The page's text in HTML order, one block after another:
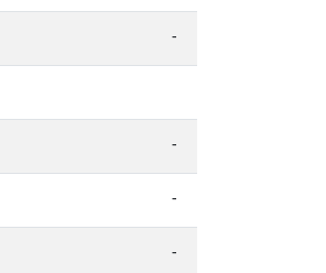
-
-
-
-